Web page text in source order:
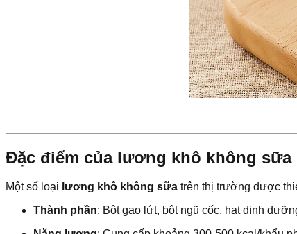
Đặc điểm của lương khô không sữa
Một số loại lương khô không sữa trên thị trường được
Thành phần: Bột gạo lứt, bột ngũ cốc, hạt dinh